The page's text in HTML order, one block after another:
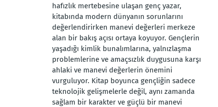
hafızlık mertebesine ulaşan genç yazar,
kitabında modern dünyanın sorunlarını
değerlendirirken manevi değerleri merkeze
alan bir bakış açısı ortaya koyuyor. Gençlerin
yaşadığı kimlik bunalımlarına, yalnızlaşma
problemlerine ve amaçsızlık duygusuna karşı
ahlaki ve manevi değerlerin önemini
vurguluyor. Kitap boyunca gençliğin sadece
teknolojik gelişmelerle değil, aynı zamanda
sağlam bir karakter ve güçlü bir manevi